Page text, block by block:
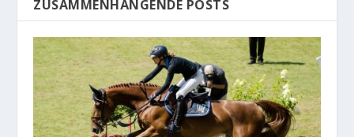
ZUSAMMENHÄNGENDE POSTS